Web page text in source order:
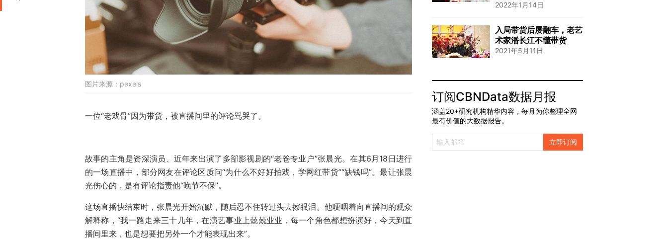
图片来源： pexels
一位“老戏骨”因为带货，被直播间里的评论骂哭了。
故事的主角是资深演员、近年来出演了多部影视剧的“老爸专业户”张晨光。在其6月18日进行
的一场直播中，部分网友在评论区质问“为什么不好好拍戏，学网红带货”“缺钱吗”。最让张晨
光伤心的，是有评论指责他“晚节不保”。
这场直播快结束时，张晨光开始沉默，随后忍不住转过头去擦眼泪。他哽咽着向直播间的观众
解释称，“我一路走来三十几年，在演艺事业上兢兢业业，每一个角色都想扮演好，今天到直
播间里来，也是想要把另外一个才能表现出来”。
2022年1月14日
入局带货后屡翻车，老艺
术家潘长江不懂带货
2021年5月11日
订阅CBNData数据月报
涵盖20+研究机构精华内容，每月为你整理全网
最有价值的大数据报告。
立即订阅